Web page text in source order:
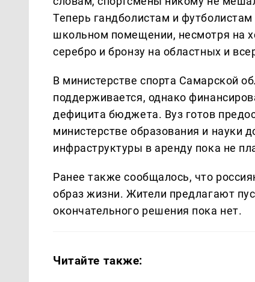
Теперь гандболистам и
школьном помещении, несмотря на
серебро и бронзу на областных и
В министерстве спорта Самарской
поддерживается, однако
дефицита бюджета. Вуз готов
министерстве образования и науки
инфраструктуры в аренду пока не
Ранее также сообщалось, что
образ жизни. Жители предлагают
окончательного решения пока нет.
Читайте также: